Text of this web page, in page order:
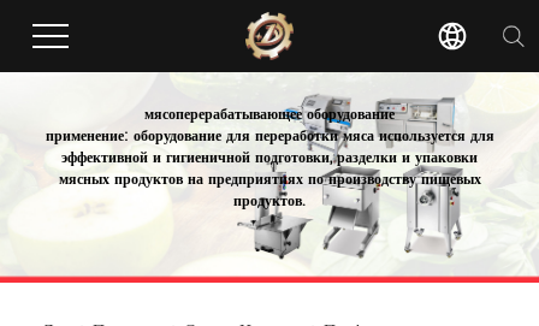
мясоперерабатывающее оборудование
применение: оборудование для переработки мяса используется для
эффективной и гигиеничной подготовки, разделки и упаковки
мясных продуктов на предприятиях по производству пищевых
продуктов.